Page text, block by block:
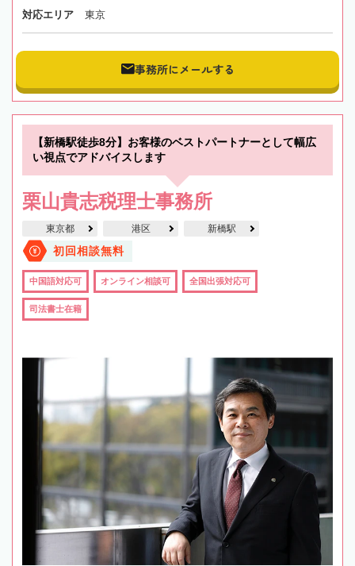
対応エリア 東京
事務所にメールする
【新橋駅徒歩8分】お客様のベストパートナーとして幅広
い視点でアドバイスします
栗山貴志税理士事務所
東京都 港区 新橋駅
初回相談無料
中国語対応可 オンライン相談可 全国出張対応可
司法書士在籍